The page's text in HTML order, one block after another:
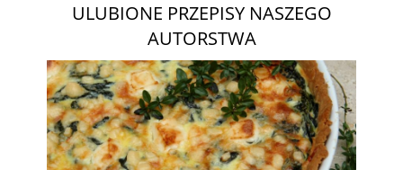
ULUBIONE PRZEPISY NASZEGO
AUTORSTWA